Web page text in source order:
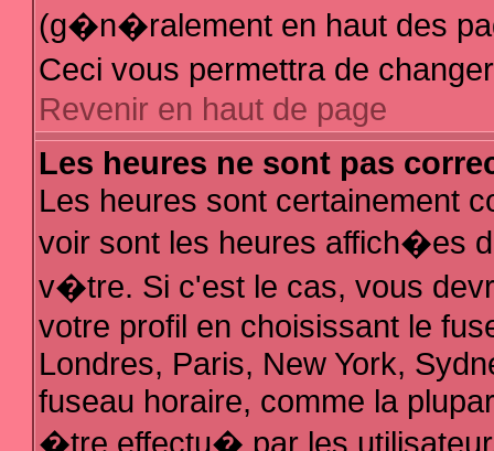
(g�n�ralement en haut des
Ceci vous permettra de
Revenir en haut de page
Les heures ne sont pas
Les heures sont certainement
voir sont les heures affich�es
v�tre. Si c'est le cas, vous
votre profil en choisissant le
Londres, Paris, New York,
fuseau horaire, comme la
�tre effectu� par les